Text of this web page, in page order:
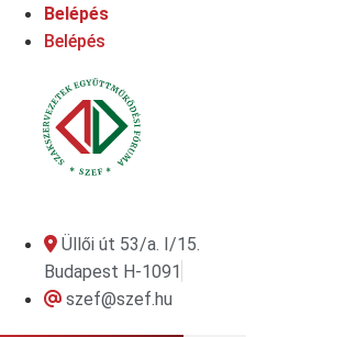
UgrásBelépés
Belépés
Üllői út 53/a. I/15.
Budapest H-1091
szef@szef.hu